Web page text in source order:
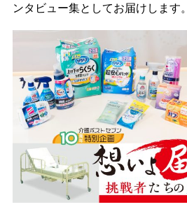
ンタビュー集としてお届けします。